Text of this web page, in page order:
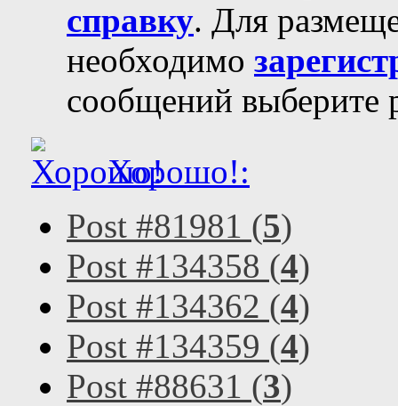
справку. Для
необходимо
сообщений выберите
Хорошо!:
Post #81981 (5)
Post #134358 (4)
Post #134362 (4)
Post #134359 (4)
Post #88631 (3)